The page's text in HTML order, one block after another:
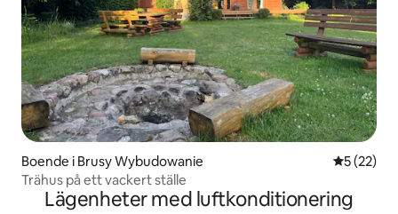
Boende i Brusy Wybudowanie 5 av 5 i
5 (22)
Trähus på ett vackert ställe
Lägenheter med luftkonditionering